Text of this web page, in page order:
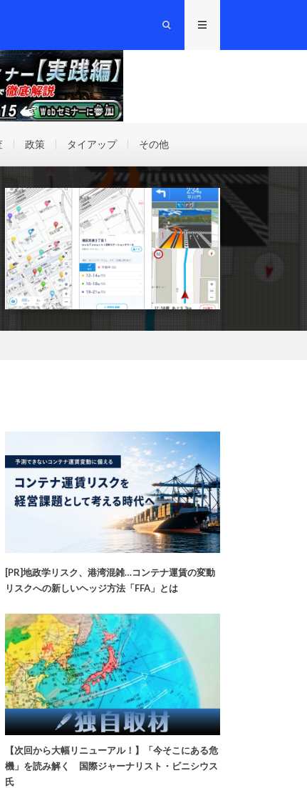
政策 タイアップ その他
[PR]地政学リスク、港湾混雑…コンテナ運賃の変動
リスクへの新しいヘッジ方法「FFA」とは
【次回から大幅リニューアル！】「今そこにある危
機」を読み解く 国際ジャーナリスト・ビニシウス
氏